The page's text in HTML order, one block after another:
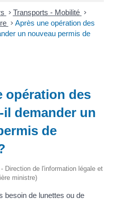
> Transports - Mobilité >
> Après une opération des
un nouveau permis de
opération des
demander un
de
Direction de l'information légale et
ministre)
besoin de lunettes ou de